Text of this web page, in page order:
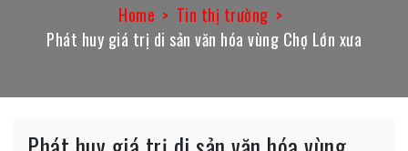
Home
Tin thị trường
Phát huy giá trị di sản văn hóa vùng Chợ Lớn xưa